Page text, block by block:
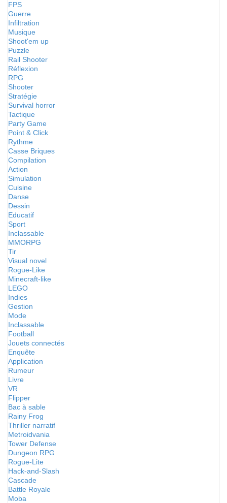
FPS
Guerre
Infiltration
Musique
Shoot'em up
Puzzle
Rail Shooter
Réflexion
RPG
Shooter
Stratégie
Survival horror
Tactique
Party Game
Point & Click
Rythme
Casse Briques
Compilation
Action
Simulation
Cuisine
Danse
Dessin
Educatif
Sport
Inclassable
MMORPG
Tir
Visual novel
Rogue-Like
Minecraft-like
LEGO
Indies
Gestion
Mode
Inclassable
Football
Jouets connectés
Enquête
Application
Rumeur
Livre
VR
Flipper
Bac à sable
Rainy Frog
Thriller narratif
Metroidvania
Tower Defense
Dungeon RPG
Rogue-Lite
Hack-and-Slash
Cascade
Battle Royale
Moba